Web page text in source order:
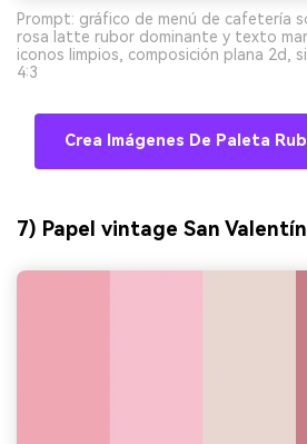
Prompt: gráfico de menú de cafetería
rosa latte rubor dominante y texto
iconos limpios, composición plana 2d,
4:3
Crea Imágenes De Paleta
7) Papel vintage San Valentín